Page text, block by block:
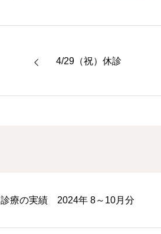
4/29（祝）休診
診療の実績 2024年 8～10月分